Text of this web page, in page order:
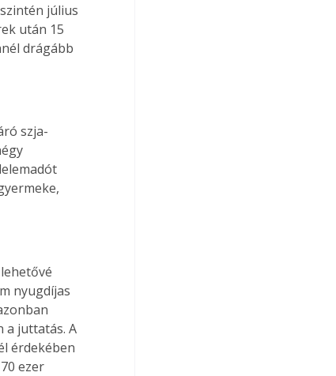
július
után 15
drágább
szja-
nyugdíjas
a juttatás. A
érdekében
ezer